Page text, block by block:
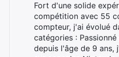
Fort d'une solide
compétition avec 55
compteur, j'ai évolué
catégories :
depuis l'âge de 9 ans,